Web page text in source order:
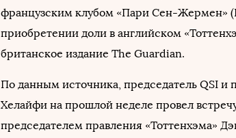
французским клубом «Пари Сен-Жермен»
приобретении доли в английском
британское издание The Guardian.
По данным источника, председатель QSI
Хелайфи на прошлой неделе провел
председателем правления «Тоттенхэма»